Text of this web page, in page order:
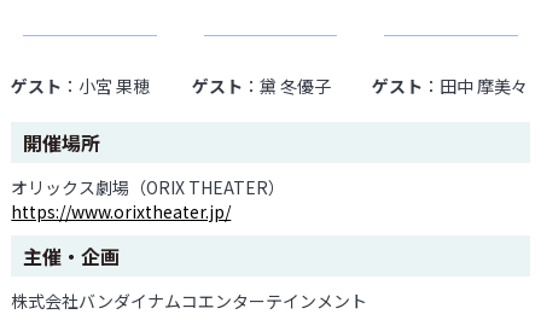
ゲスト ：小宮 果穂 ゲスト ：黛 冬優子 ゲスト ：田中 摩美々
開催場所
オリックス劇場（ORIX THEATER）
https://www.orixtheater.jp/
主催・企画
株式会社バンダイナムコエンターテインメント